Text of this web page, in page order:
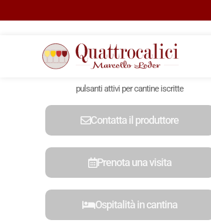
pulsanti attivi per cantine iscritte
Contatta il produttore
Prenota una visita
Ospitalità in cantina